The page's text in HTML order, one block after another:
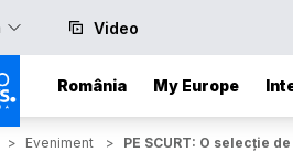
Video
România My Europe
> Eveniment > PE SCURT: O selecție